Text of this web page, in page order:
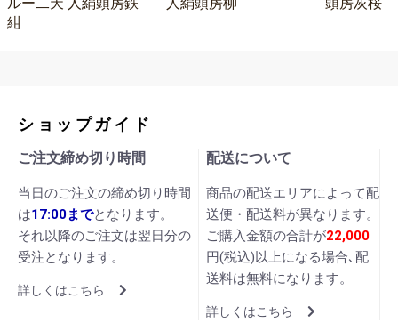
紺
ショップガイド
ご注文締め切り時間
当日のご注文の締め切り時間
は17:00までとなります。
それ以降のご注文は翌日分の
受注となります。
詳しくはこちら
配送について
商品の配送エリアによって配
送便・配送料が異なります。
ご購入金額の合計が22,000
円(税込)以上になる場合､配
送料は無料になります。
詳しくはこちら